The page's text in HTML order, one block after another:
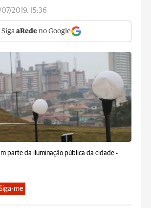
07/2019, 15:36
Siga aRede no Google
parte da iluminação pública da cidade -
me